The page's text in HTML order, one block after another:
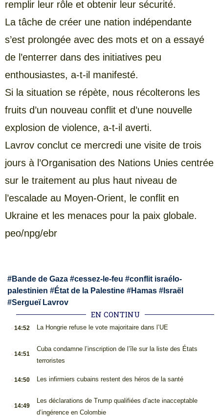
remplir leur rôle et obtenir leur sécurité.
La tâche de créer une nation indépendante
s’est prolongée avec des mots et on a essayé
de l’enterrer dans des initiatives peu
enthousiastes, a-t-il manifesté.
Si la situation se répète, nous récolterons les
fruits d’un nouveau conflit et d’une nouvelle
explosion de violence, a-t-il averti.
Lavrov conclut ce mercredi une visite de trois
jours à l’Organisation des Nations Unies centrée
sur le traitement au plus haut niveau de
l’escalade au Moyen-Orient, le conflit en
Ukraine et les menaces pour la paix globale.
peo/npg/ebr
#Bande de Gaza #cessez-le-feu #conflit israélo-
palestinien #État de la Palestine #Hamas # Israël
#Sergueï Lavrov
EN CONTINU
14:52 La Hongrie refuse le vote majoritaire dans l’UE
14:51
Cuba condamne l’inscription de l’île sur la liste des États
terroristes
14:50 Les infirmiers cubains restent des héros de la santé
14:49
Les déclarations de Trump qualifiées d’acte inacceptable
d’ingérence en Colombie